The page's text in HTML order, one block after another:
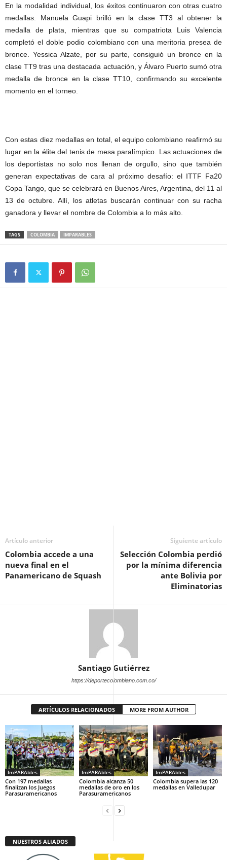
En la modalidad individual, los éxitos continuaron con otras cuatro
medallas. Manuela Guapi brilló en la clase TT3 al obtener la
medalla de plata, mientras que su compatriota Luis Valencia
completó el doble podio colombiano con una meritoria presea de
bronce. Yessica Alzate, por su parte, consiguió un bronce en la
clase TT9 tras una destacada actuación, y Álvaro Puerto sumó otra
medalla de bronce en la clase TT10, confirmando su excelente
momento en el torneo.
Con estas diez medallas en total, el equipo colombiano reafirmó su
lugar en la élite del tenis de mesa paralímpico. Las actuaciones de
los deportistas no solo nos llenan de orgullo, sino que también
generan expectativas de cara al próximo desafío: el ITTF Fa20
Copa Tango, que se celebrará en Buenos Aires, Argentina, del 11 al
13 de octubre. Allí, los atletas buscarán continuar con su racha
ganadora y llevar el nombre de Colombia a lo más alto.
TAGS COLOMBIA IMPARABLES
Artículo anterior
Colombia accede a una
nueva final en el
Panamericano de Squash
Siguiente artículo
Selección Colombia perdió
por la mínima diferencia
ante Bolivia por
Eliminatorias
Santiago Gutiérrez
https://deportecolombiano.com.co/
ARTÍCULOS RELACIONADOS MORE FROM AUTHOR
ImPARAbles
Con 197 medallas
finalizan los Juegos
Parasuramericanos
ImPARAbles
Colombia alcanza 50
medallas de oro en los
Parasuramericanos
ImPARAbles
Colombia supera las 120
medallas en Valledupar
NUESTROS ALIADOS